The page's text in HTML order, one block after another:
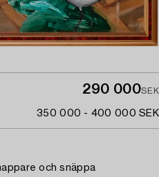
290 000SEK
350 000 - 400 000 SEK
och snäppa